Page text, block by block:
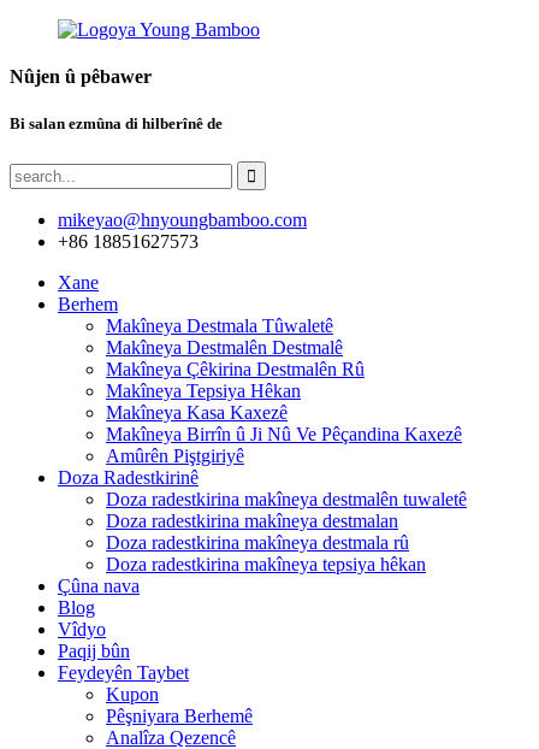
Nûjen û pêbawer
Bi salan ezmûna di hilberînê de
mikeyao@hnyoungbamboo.com
+86 18851627573
Xane
Berhem
Makîneya Destmala Tûwaletê
Makîneya Destmalên Destmalê
Makîneya Çêkirina Destmalên Rû
Makîneya Tepsiya Hêkan
Makîneya Kasa Kaxezê
Makîneya Birrîn û Ji Nû Ve Pêçandina Kaxezê
Amûrên Piştgiriyê
Doza Radestkirinê
Doza radestkirina makîneya destmalên tuwaletê
Doza radestkirina makîneya destmalan
Doza radestkirina makîneya destmala rû
Doza radestkirina makîneya tepsiya hêkan
Çûna nava
Blog
Vîdyo
Paqij bûn
Feydeyên Taybet
Kupon
Pêşniyara Berhemê
Analîza Qezencê